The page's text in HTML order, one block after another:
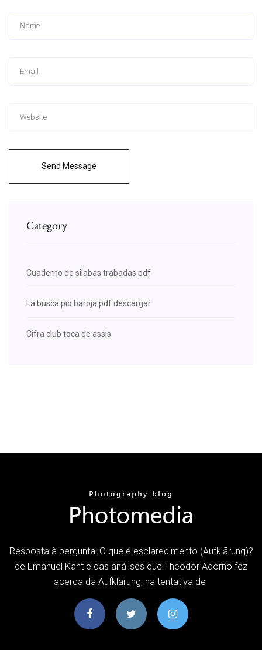
Send Message
Category
Cuaderno de silabas trabadas pdf
La busca pio baroja pdf descargar
Cifra club toca de assis
Resposta à pergunta: O que é esclarecimento (Aufklãrung)?
de Emanuel Kant e das análises que Theodor Adorno fez
acerca da Aufklãrung, na tentativa de